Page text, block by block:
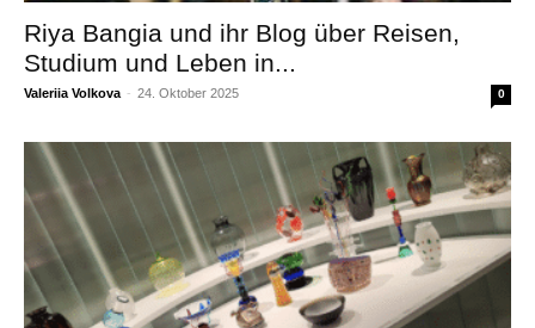
Riya Bangia und ihr Blog über Reisen,
Studium und Leben in...
Valeriia Volkova - 24. Oktober 2025 0